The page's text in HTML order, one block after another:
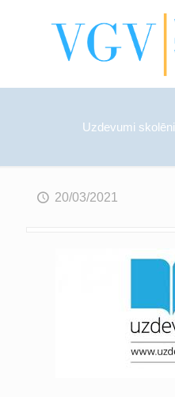
Uzdevumi
20/03/2021